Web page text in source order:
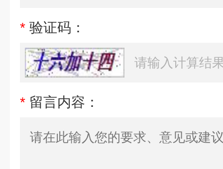
* 验证码：
* 留言内容：